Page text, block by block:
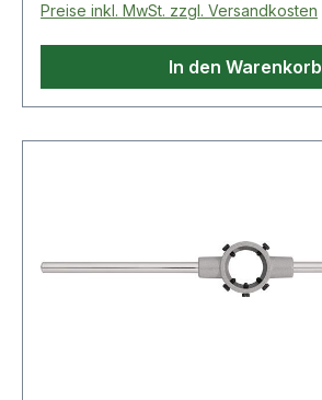
Preise inkl. MwSt. zzgl. Versandkosten
In den Warenkorb